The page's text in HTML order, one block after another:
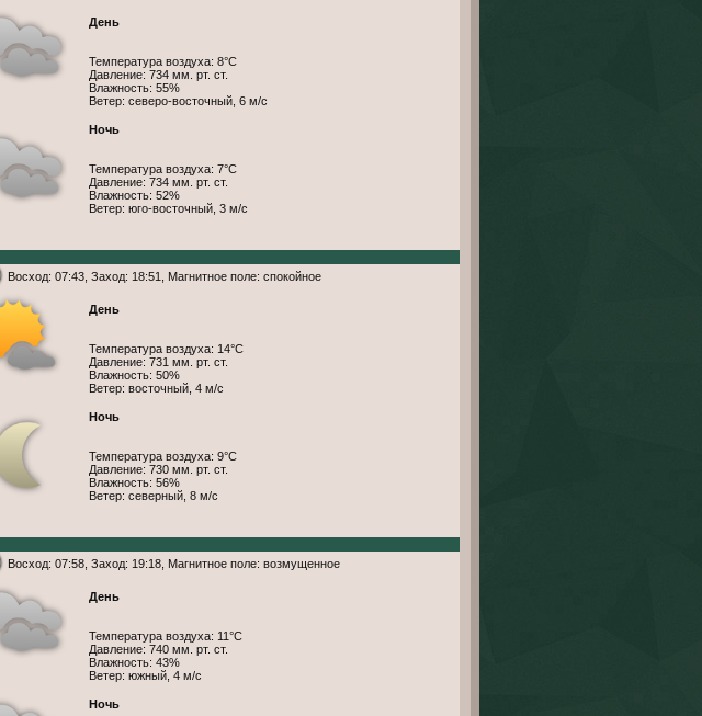
День
Температура воздуха: 8°С
Давление: 734 мм. рт. ст.
Влажность: 55%
Ветер: северо-восточный, 6 м/с
Ночь
Температура воздуха: 7°С
Давление: 734 мм. рт. ст.
Влажность: 52%
Ветер: юго-восточный, 3 м/с
Восход: 07:43, Заход: 18:51, Магнитное поле: спокойное
День
Температура воздуха: 14°С
Давление: 731 мм. рт. ст.
Влажность: 50%
Ветер: восточный, 4 м/с
Ночь
Температура воздуха: 9°С
Давление: 730 мм. рт. ст.
Влажность: 56%
Ветер: северный, 8 м/с
Восход: 07:58, Заход: 19:18, Магнитное поле: возмущенное
День
Температура воздуха: 11°С
Давление: 740 мм. рт. ст.
Влажность: 43%
Ветер: южный, 4 м/с
Ночь